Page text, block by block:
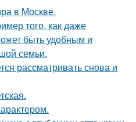
в Москве.
того, как даже
быть удобным и
семьи.
рассматривать снова и